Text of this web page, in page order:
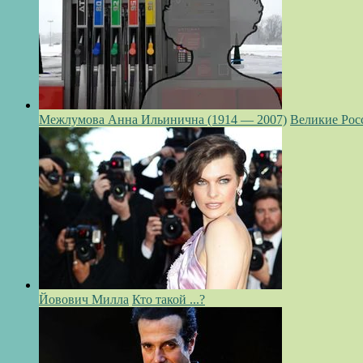
Межлумова Анна Ильинична (1914 — 2007) Великие
Йовович Милла Кто такой ...?